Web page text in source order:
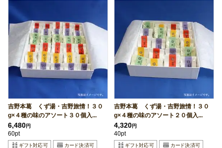
吉野本葛 くず湯・吉野旅情！３０
g×４種の味のアソート３０個入...
6,480円
60pt
吉野本葛 くず湯・吉野旅情！３０
g×４種の味のアソート２０個入...
4,320円
40pt